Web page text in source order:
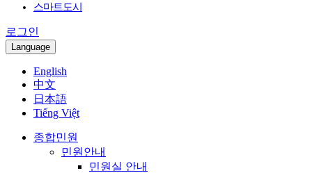
스마트도시
로그인
Language
English
中文
日本語
Tiếng Việt
종합민원
민원안내
민원실 안내